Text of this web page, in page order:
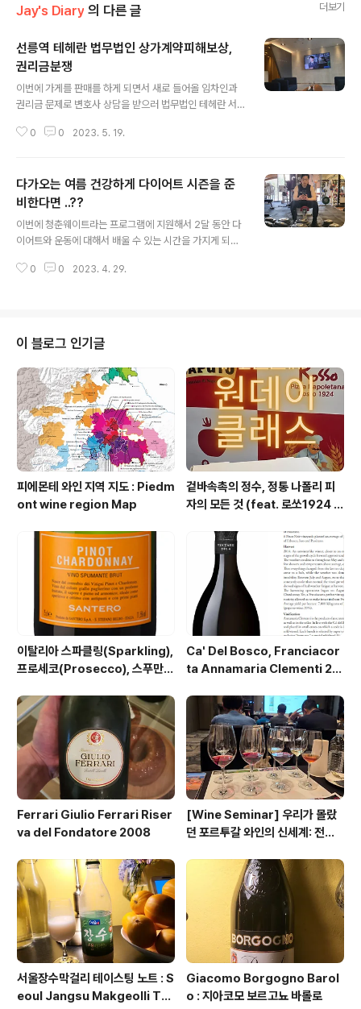
Jay's Diary 의 다른 글 더보기
선릉역 테헤란 법무법인 상가계약피해보상,
권리금분쟁
이번에 가게를 판매를 하게 되면서 새로 들어올 임차인과
권리금 문제로 변호사 상담을 받으러 법무법인 테헤란 서
적인 지식이 부족한 저에게는 잘 모르는 법률적인 지식과
서 법률상담 할인이벤트로 55000원에 결제하고 왔습니
다. 내 피 같은 돈... 처음 사진에 보이는 로비에서 잠깐 이름
을 말하고 대기하면 직원 분께서 이런 룸으로 안내를 해주
십니다. 커피 한잔 주셔서 지친 마음을 달래고 있었습니다.
보낸 내용증명서를 들고 변호사님을 기다리며 초조한 시간
0 0 2023. 5. 19.
다가오는 여름 건강하게 다이어트 시즌을 준
비한다면 ..??
이번에 청춘웨이트라는 프로그램에 지원해서 2달 동안 다
이어트와 운동에 대해서 배울 수 있는 시간을 가지게 되었
번에 관리를 하면서 사용했던 물품들을 소개합니다. 위에
을 추천드리겠습니다. 저는 Acub 피트니스 청담센터를 이
용했습니다. 한동안 일이 바빠서 운동을 못해서 몸이 많이
망가졌었습니다. 몸의 자세나 식습관, 잘못된 생활 패턴 그
때 인스타를 보면서 알게 된 청춘웨이트 프로그램 그동안
나태하게 목표의식 없이 살았던 자신에게 반성하는 의미로
열심히 해보자고 도전하게 됐습니다. 커리큘럼 진행..
0 0 2023. 4. 29.
이 블로그 인기글
피에몬테 와인 지역 지도 : Piedm
ont wine region Map
겉바속촉의 정수, 정통 나폴리 피
자의 모든 것 (feat. 로쏘1924 원
이탈리아 스파클링(Sparkling),
프로세코(Prosecco), 스푸만테
ante) 총정리
Ca' Del Bosco, Franciacor
ta Annamaria Clementi 20
멘티 2014
Ferrari Giulio Ferrari Riser
va del Fondatore 2008
[Wine Seminar] 우리가 몰랐
던 포르투갈 와인의 신세계: 전통
의 매력
서울장수막걸리 테이스팅 노트 : S
eoul Jangsu Makgeolli Tas
Giacomo Borgogno Barol
o : 지아코모 보르고뇨 바롤로